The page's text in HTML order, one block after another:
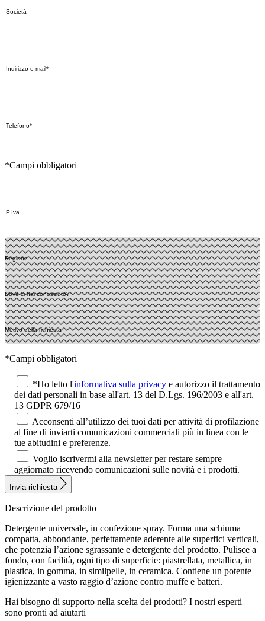
*Campi obbligatori
*Campi obbligatori
*Ho letto l'informativa sulla privacy e autorizzo il trattamento
dei dati personali in base all'art. 13 del D.Lgs. 196/2003 e all'art.
13 GDPR 679/16
Acconsenti all’utilizzo dei tuoi dati per attività di profilazione
al fine di inviarti comunicazioni commerciali più in linea con le
tue abitudini e preferenze.
Voglio iscrivermi alla newsletter per restare sempre
aggiornato ricevendo comunicazioni sulle novità e i prodotti.
Invia richiesta
Descrizione del prodotto
Detergente universale, in confezione spray. Forma una schiuma
compatta, abbondante, perfettamente aderente alle superfici verticali,
che potenzia l’azione sgrassante e detergente del prodotto. Pulisce a
fondo, con facilità, ogni tipo di superficie: piastrellata, metallica, in
plastica, in gomma, in similpelle, in ceramica. Contiene un potente
igienizzante a vasto raggio d’azione contro muffe e batteri.
Hai bisogno di supporto nella scelta dei prodotti? I nostri esperti
sono pronti ad aiutarti